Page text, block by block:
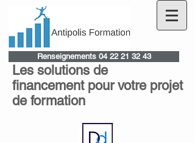
Renseignements 04 22 21 32 43
Les solutions de
financement pour votre projet
de formation